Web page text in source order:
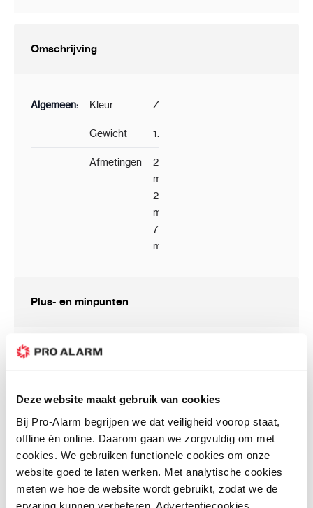
Deze website maakt gebruik van cookies
Bij Pro-Alarm begrijpen we dat veiligheid voorop staat,
offline én online. Daarom gaan we zorgvuldig om met
cookies. We gebruiken functionele cookies om onze
website goed te laten werken. Met analytische cookies
meten we hoe de website wordt gebruikt, zodat we de
ervaring kunnen verbeteren. Advertentiecookies
Omschrijving
Algemeen: Kleur Zwart
Gewicht 1.13 kg
Afmetingen
241.2
mm ×
281.5
mm ×
75.2
mm
Plus- en minpunten
Beschermt tot 4 Dahua modules tegen neerslag
Binnen en buiten te gebruiken
Klantenreviews